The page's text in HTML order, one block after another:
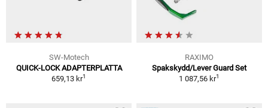
SW-Motech
QUICK-LOCK ADAPTERPLATTA
659,13 kr1
RAXIMO
Spakskydd/Lever Guard Set
1 087,56 kr1